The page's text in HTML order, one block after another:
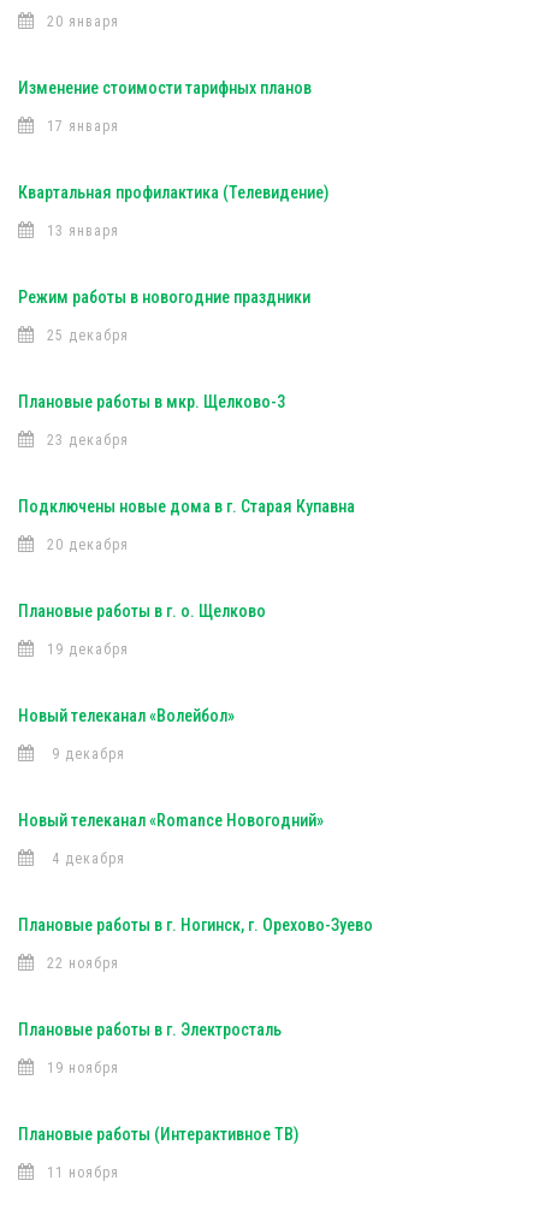
20 января
Изменение стоимости тарифных планов
17 января
Квартальная профилактика (Телевидение)
13 января
Режим работы в новогодние праздники
25 декабря
Плановые работы в мкр. Щелково-3
23 декабря
Подключены новые дома в г. Старая Купавна
20 декабря
Плановые работы в г. о. Щелково
19 декабря
Новый телеканал «Волейбол»
9 декабря
Новый телеканал «Romance Новогодний»
4 декабря
Плановые работы в г. Ногинск, г. Орехово-Зуево
22 ноября
Плановые работы в г. Электросталь
19 ноября
Плановые работы (Интерактивное ТВ)
11 ноября